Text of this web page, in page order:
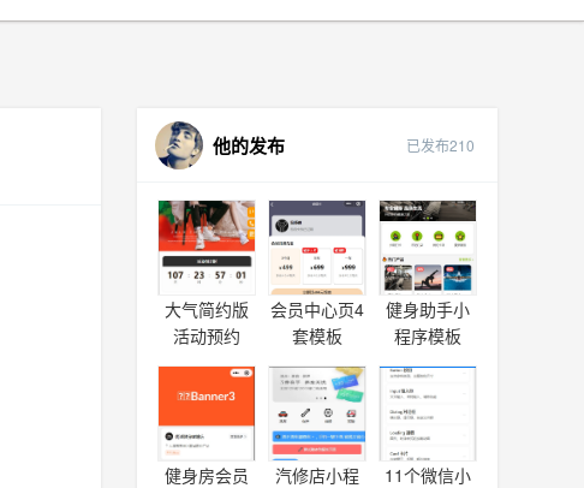
他的发布 已发布210
大气简约版
活动预约
会员中心页4
套模板
健身助手小
程序模板
健身房会员
汽修店小程
11个微信小